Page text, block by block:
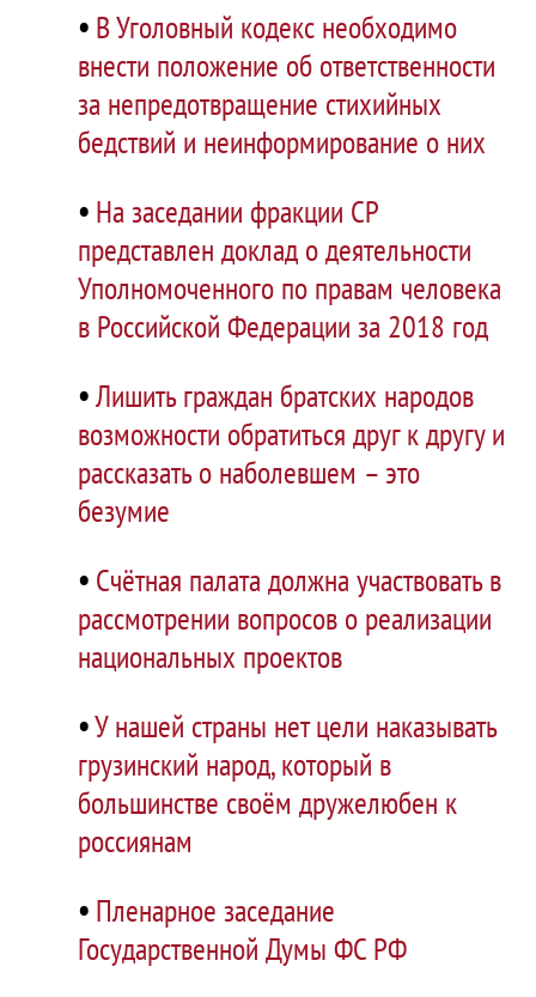
• В Уголовный кодекс необходимо
внести положение об ответственности
за непредотвращение стихийных
бедствий и неинформирование о них
• На заседании фракции СР
представлен доклад о деятельности
Уполномоченного по правам человека
в Российской Федерации за 2018 год
•Лишить граждан братских народов
возможности обратиться друг к другу и
рассказать о наболевшем – это
безумие
• Счётная палата должна участвовать в
рассмотрении вопросов о реализации
национальных проектов
•У нашей страны нет цели наказывать
грузинский народ, который в
большинстве своём дружелюбен к
россиянам
• Пленарное заседание
Государственной Думы ФС РФ